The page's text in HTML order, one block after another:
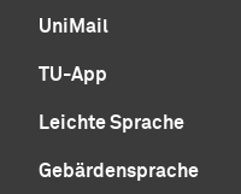
UniMail
TU-App
Leichte Sprache
Gebärdensprache